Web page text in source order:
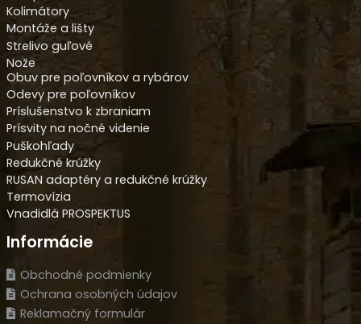
Kolimátory
Montáže a lišty
Strelivo guľové
Nože
Obuv pre poľovníkov a rybárov
Odevy pre poľovníkov
Príslušenstvo k zbraniam
Prísvity na nočné videnie
Puškohľady
Redukčné krúžky
RUSAN adaptéry a redukčné krúžky
Termovízia
Vnadidlá PROSPEKTUS
Informácie
Obchodné podmienky
Ochrana osobných údajov
Reklamačný formulár